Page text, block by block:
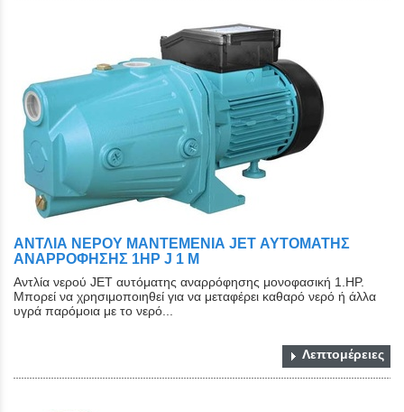
ΑΝΤΛΙΑ ΝΕΡΟΥ ΜΑΝΤΕΜΕΝΙΑ JET ΑΥΤΟΜΑΤΗΣ
ΑΝΑΡΡΟΦΗΣΗΣ 1HP J 1 Μ
Αντλία νερού JET αυτόματης αναρρόφησης μονοφασική 1.HP.
Μπορεί να χρησιμοποιηθεί για να μεταφέρει καθαρό νερό ή άλλα
υγρά παρόμοια με το νερό...
Λεπτομέρειες